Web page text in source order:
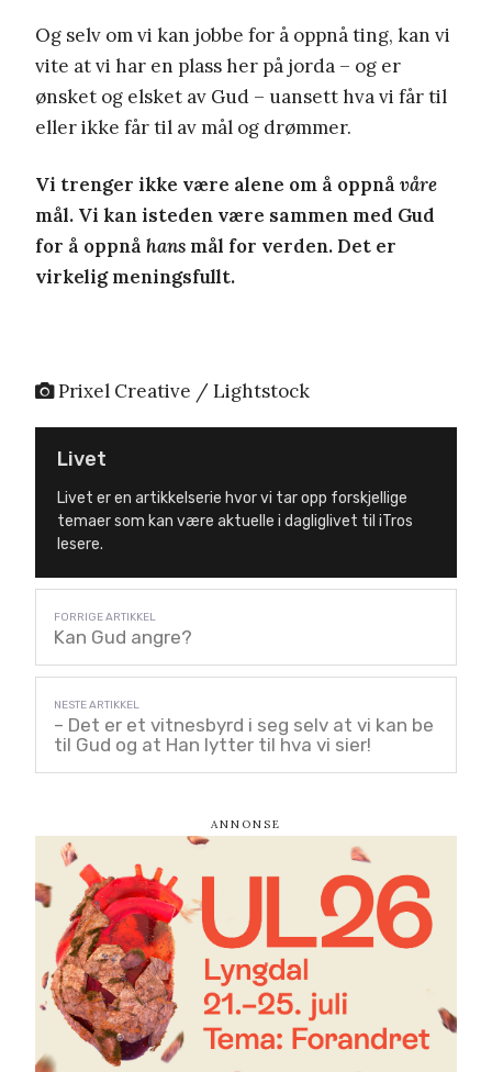
Og selv om vi kan jobbe for å oppnå ting, kan vi
vite at vi har en plass her på jorda – og er
ønsket og elsket av Gud – uansett hva vi får til
eller ikke får til av mål og drømmer.
Vi trenger ikke være alene om å oppnå våre
mål. Vi kan isteden være sammen med Gud
for å oppnå hans mål for verden. Det er
virkelig meningsfullt.
Prixel Creative / Lightstock
Livet
Livet er en artikkelserie hvor vi tar opp forskjellige
temaer som kan være aktuelle i dagliglivet til iTros
lesere.
Kan Gud angre?
– Det er et vitnesbyrd i seg selv at vi kan be
til Gud og at Han lytter til hva vi sier!